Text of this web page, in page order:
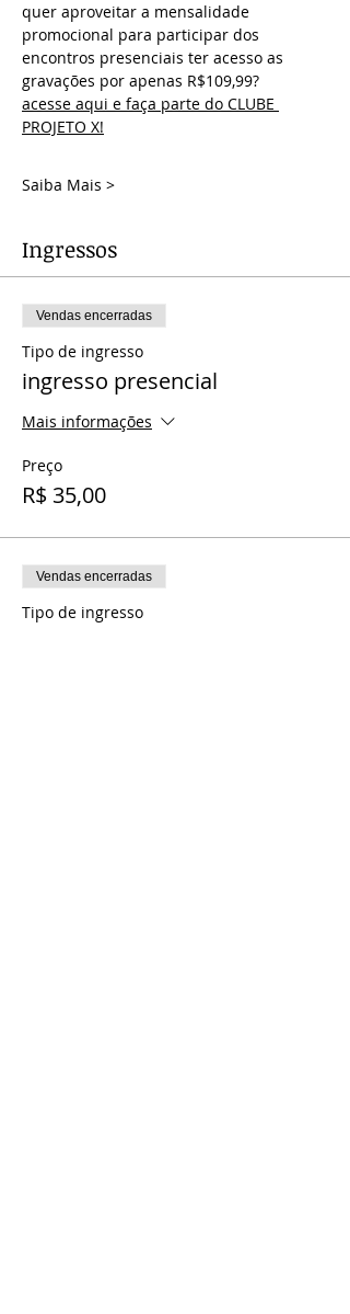
quer aproveitar a mensalidade
promocional para participar dos
encontros presenciais ter acesso as
gravações por apenas R$109,99?
acesse aqui e faça parte do CLUBE
PROJETO X!
Saiba Mais >
Ingressos
Vendas encerradas
Tipo de ingresso
ingresso presencial
Mais informações
Preço
R$ 35,00
Vendas encerradas
Tipo de ingresso